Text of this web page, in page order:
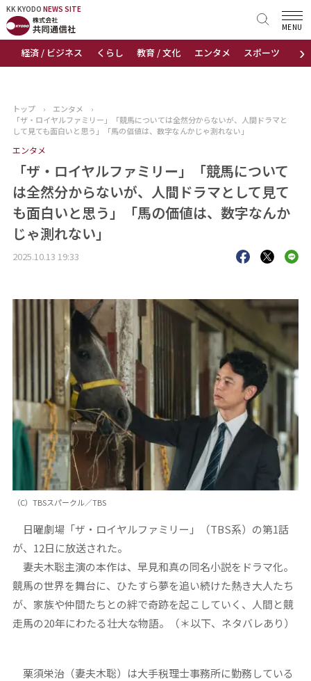
KK KYODO NEWS SITE
›
経済 / ビジネス くらし 教育 / 文化 エンタメ スポーツ 地域
MENU
KK KYODONEWS SITE
トップページ
ニュース
おすすめコンテンツ
出版物
会社概要
トップ › エンタメ
›
「ザ・ロイヤルファミリー」「競馬については全然分からないが、人間ドラマと
して見ても面白いと思う」「馬の価値は、数字なんかじゃ測れない」
エンタメ
「ザ・ロイヤルファミリー」「競馬について
は全然分からないが、人間ドラマとして見て
も面白いと思う」「馬の価値は、数字なんか
じゃ測れない」
2025.10.13 19:33
（C）TBSスパークル／TBS
日曜劇場「ザ・ロイヤルファミリー」（TBS系）の第1話
が、12日に放送された。
妻夫木聡主演の本作は、早見和真の同名小説をドラマ化。
競馬の世界を舞台に、ひたすら夢を追い続けた熱き大人たち
が、家族や仲間たちとの絆で奇跡を起こしていく、人間と競
走馬の20年にわたる壮大な物語。（＊以下、ネタバレあり）
栗須栄治（妻夫木聡）は大手税理士事務所に勤務している